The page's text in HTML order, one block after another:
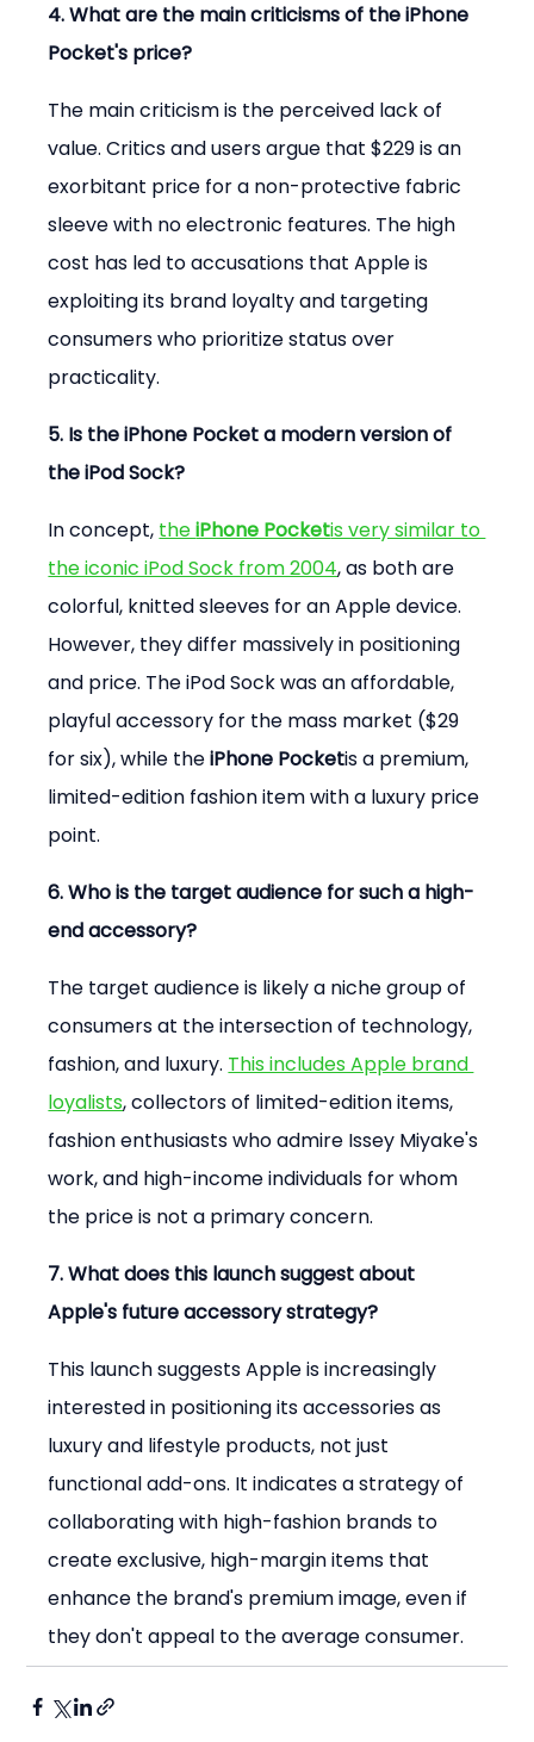
4. What are the main criticisms of the iPhone
Pocket's price?
The main criticism is the perceived lack of
value. Critics and users argue that $229 is an
exorbitant price for a non-protective fabric
sleeve with no electronic features. The high
cost has led to accusations that Apple is
exploiting its brand loyalty and targeting
consumers who prioritize status over
practicality.
5. Is the iPhone Pocket a modern version of
the iPod Sock?
In concept, the iPhone Pocketis very similar to
the iconic iPod Sock from 2004, as both are
colorful, knitted sleeves for an Apple device.
However, they differ massively in positioning
and price. The iPod Sock was an affordable,
playful accessory for the mass market ($29
for six), while the iPhone Pocketis a premium,
limited-edition fashion item with a luxury price
point.
6. Who is the target audience for such a high-
end accessory?
The target audience is likely a niche group of
consumers at the intersection of technology,
fashion, and luxury. This includes Apple brand
loyalists, collectors of limited-edition items,
fashion enthusiasts who admire Issey Miyake's
work, and high-income individuals for whom
the price is not a primary concern.
7. What does this launch suggest about
Apple's future accessory strategy?
This launch suggests Apple is increasingly
interested in positioning its accessories as
luxury and lifestyle products, not just
functional add-ons. It indicates a strategy of
collaborating with high-fashion brands to
create exclusive, high-margin items that
enhance the brand's premium image, even if
they don't appeal to the average consumer.